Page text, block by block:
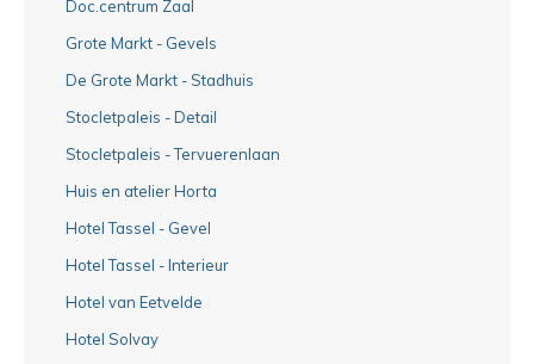
Doc.centrum Zaal
Grote Markt - Gevels
De Grote Markt - Stadhuis
Stocletpaleis - Detail
Stocletpaleis - Tervuerenlaan
Huis en atelier Horta
Hotel Tassel - Gevel
Hotel Tassel - Interieur
Hotel van Eetvelde
Hotel Solvay